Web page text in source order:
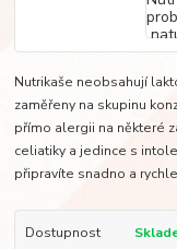
Nutrikaše neobsahují
zaměřeny na skupinu
přímo alergii na některé
celiatiky a jedince s
připravíte snadno a
Dostupnost